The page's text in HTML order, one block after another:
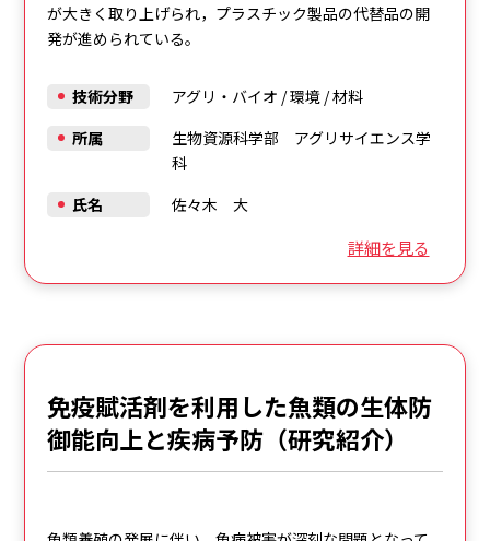
が大きく取り上げられ，プラスチック製品の代替品の開
発が進められている。
詳細を見る
技術分野 アグリ・バイオ /環境/材料
所属
生物資源科学部 アグリサイエンス学
科
氏名
佐々木 大
免疫賦活剤を利用した魚類の生体防
御能向上と疾病予防（研究紹介）